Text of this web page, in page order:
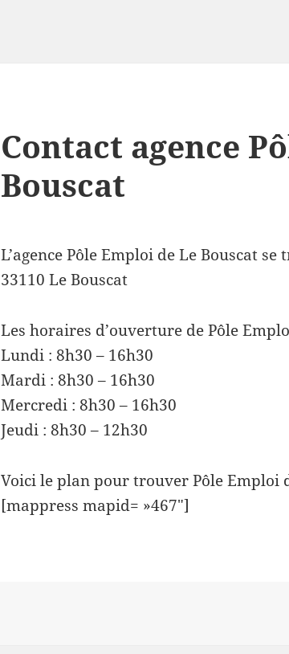
Contact agence
Bouscat
L’agence Pôle Emploi de Le Bouscat
33110 Le Bouscat
Les horaires d’ouverture de Pôle
Lundi : 8h30 – 16h30
Mardi : 8h30 – 16h30
Mercredi : 8h30 – 16h30
Jeudi : 8h30 – 12h30
Voici le plan pour trouver Pôle Emploi
[mappress mapid= »467″]